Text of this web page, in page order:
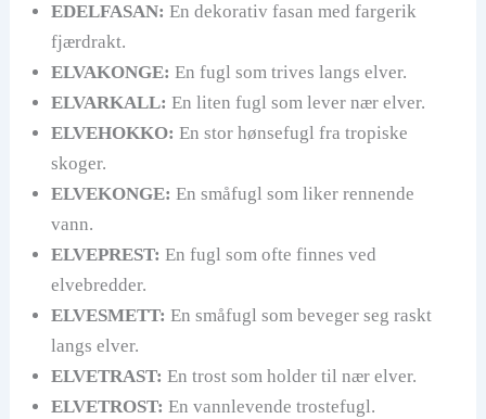
EDELFASAN: En dekorativ fasan med fargerik
fjærdrakt.
ELVAKONGE: En fugl som trives langs elver.
ELVARKALL: En liten fugl som lever nær elver.
ELVEHOKKO: En stor hønsefugl fra tropiske
skoger.
ELVEKONGE: En småfugl som liker rennende
vann.
ELVEPREST: En fugl som ofte finnes ved
elvebredder.
ELVESMETT: En småfugl som beveger seg raskt
langs elver.
ELVETRAST: En trost som holder til nær elver.
ELVETROST: En vannlevende trostefugl.